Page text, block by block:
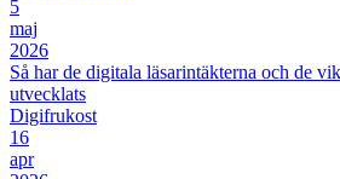
5
maj
2026
Så har de digitala läsarintäkterna och de
utvecklats
Digifrukost
16
apr